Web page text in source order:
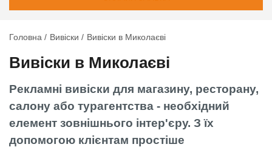
Головна Вивіски Вивіски в Миколаєві
Вивіски в Миколаєві
Рекламні вивіски для магазину, ресторану,
салону або турагентства - необхідний
елемент зовнішнього інтер'єру. З їх
допомогою клієнтам простіше